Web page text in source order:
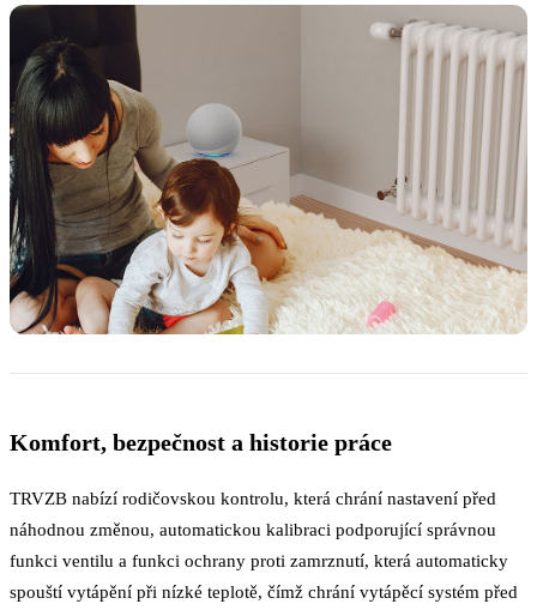
Komfort, bezpečnost a historie práce
TRVZB nabízí rodičovskou kontrolu, která chrání nastavení před
náhodnou změnou, automatickou kalibraci podporující správnou
funkci ventilu a funkci ochrany proti zamrznutí, která automaticky
spouští vytápění při nízké teplotě, čímž chrání vytápěcí systém před